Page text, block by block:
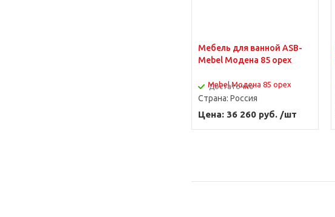
Мебель для ванной ASB-
Mebel Модена 85 орех
Достаточно
Страна: Россия
Цена: 36 260 руб. /шт